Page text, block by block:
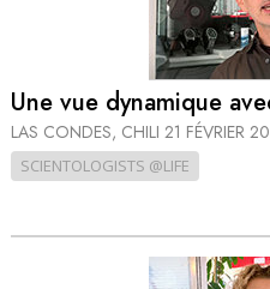
Une vue dynamique
LAS CONDES, CHILI 21 FÉVRIER
SCIENTOLOGISTS @LIFE